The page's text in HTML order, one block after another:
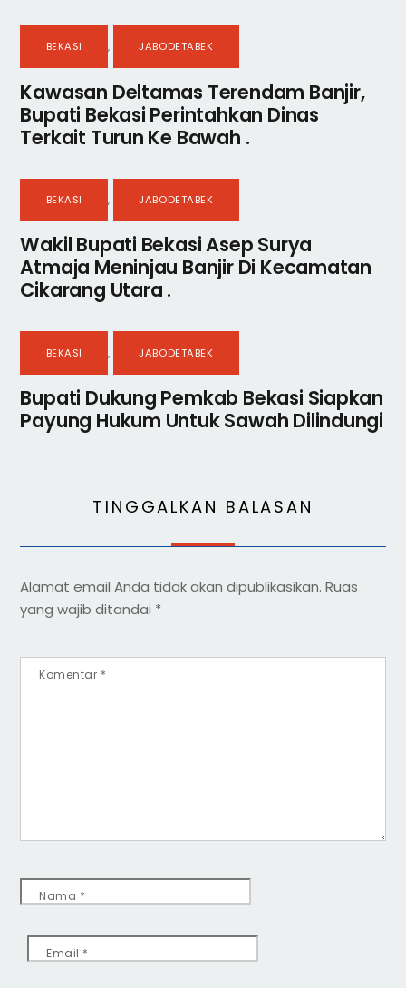
BEKASI , JABODETABEK
Kawasan Deltamas Terendam Banjir,
Bupati Bekasi Perintahkan Dinas
Terkait Turun Ke Bawah .
BEKASI , JABODETABEK
Wakil Bupati Bekasi Asep Surya
Atmaja Meninjau Banjir Di Kecamatan
Cikarang Utara .
BEKASI , JABODETABEK
Bupati Dukung Pemkab Bekasi Siapkan
Payung Hukum Untuk Sawah Dilindungi
TINGGALKAN BALASAN
Alamat email Anda tidak akan dipublikasikan. Ruas
yang wajib ditandai *
Komentar *
Nama *
Email *